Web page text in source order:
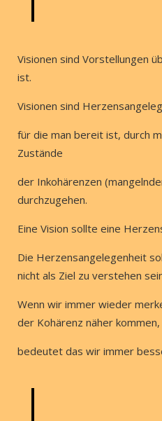
Visionen sind Vorstellungen
ist.
Visionen sind
für die man bereit ist, durch
Zustände
der Inkohärenzen
durchzugehen.
Eine Vision sollte eine
Die Herzensangelegenheit
nicht als Ziel zu verstehen
Wenn wir immer wieder
der Kohärenz näher kommen,
bedeutet das wir immer